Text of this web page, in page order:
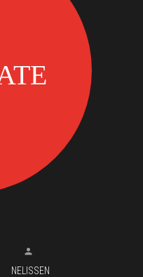
NELISSEN